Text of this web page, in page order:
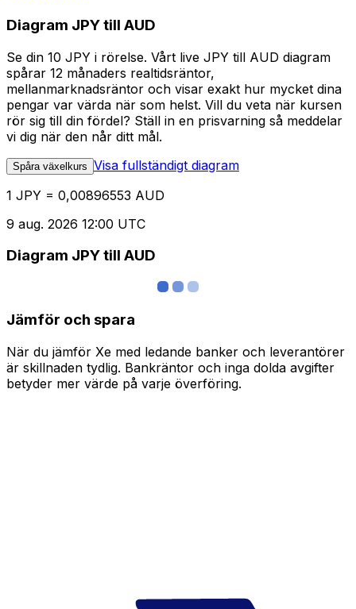
Diagram JPY till AUD
Se din 10 JPY i rörelse. Vårt live JPY till AUD diagram
spårar 12 månaders realtidsräntor,
mellanmarknadsräntor och visar exakt hur mycket dina
pengar var värda när som helst. Vill du veta när kursen
rör sig till din fördel? Ställ in en prisvarning så meddelar
vi dig när den når ditt mål.
Spåra växelkurs Visa fullständigt diagram
1 JPY = 0,00896553 AUD
9 aug. 2026 12:00 UTC
Diagram JPY till AUD
Jämför och spara
När du jämför Xe med ledande banker och leverantörer
är skillnaden tydlig. Bankräntor och inga dolda avgifter
betyder mer värde på varje överföring.